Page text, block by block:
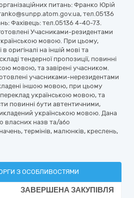
питань: Франко Юрій
тел.05136
Фахівець: тел.05136 4-40-73.
Учасниками-резидентами
мовою. При цьому,
оригіналі на іншій мові та
тендерної пропозиції, повинні
мовою, та завірені учасником.
учасниками-нерезидентами
іншою мовою, при цьому
українською мовою, та
повинні бути автентичними,
українською мовою. Дана
власних назв та/або
термінів, малюнків, креслень,
З ОСОБЛИВОСТЯМИ
ЗАВЕРШЕНА ЗАКУПІВЛЯ